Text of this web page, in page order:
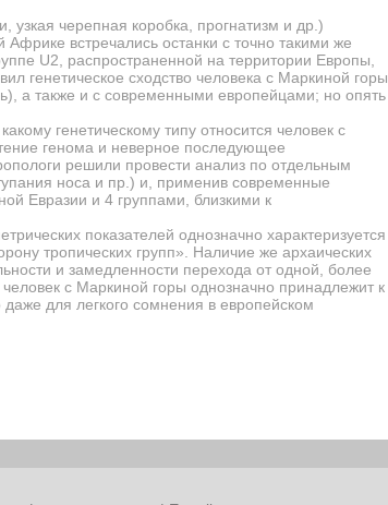
узкая черепная коробка, прогнатизм и др.)
встречались останки с точно такими же
U2, распространенной на территории Европы,
генетическое сходство человека с Маркиной горы
а также и с современными европейцами; но опять
генетическому типу относится человек с
генома и неверное последующее
решили провести анализ по отдельным
носа и пр.) и, применив современные
Евразии и 4 группами, близкими к
показателей однозначно характеризуется
тропических групп». Наличие же архаических
и замедленности перехода от одной, более
с Маркиной горы однозначно принадлежит к
для легкого сомнения в европейском